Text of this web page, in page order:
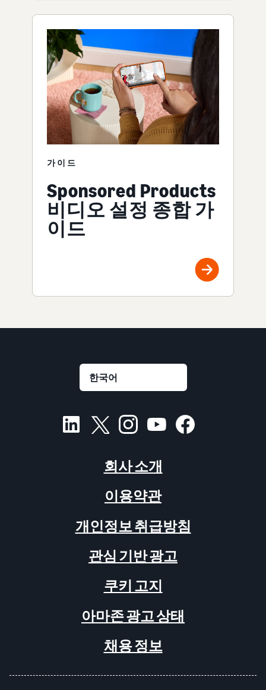
가이드
Sponsored Products
비디오 설정 종합 가
이드
회사 소개
이용약관
개인정보 취급방침
관심 기반 광고
쿠키 고지
아마존 광고 상태
채용 정보